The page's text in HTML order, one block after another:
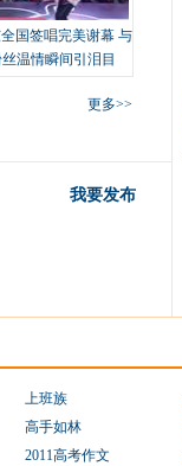
国签唱完美谢幕 与
温情瞬间引泪目
更多>>
我要发布
上班族
高手如林
2011高考作文